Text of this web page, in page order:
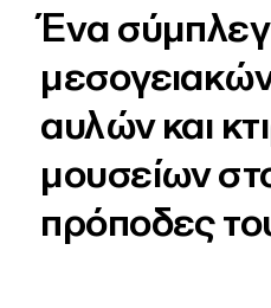
Ένα
αυλών και
μουσείων
πρόποδες